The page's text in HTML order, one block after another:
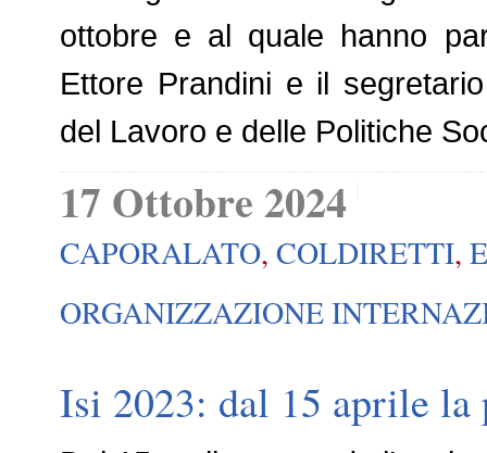
ottobre e al quale hanno
Ettore Prandini e il
del Lavoro e delle Politiche
17 Ottobre 2024
CAPORALATO, COLDIRETTI,
ORGANIZZAZIONE
Isi 2023: dal 15 aprile la